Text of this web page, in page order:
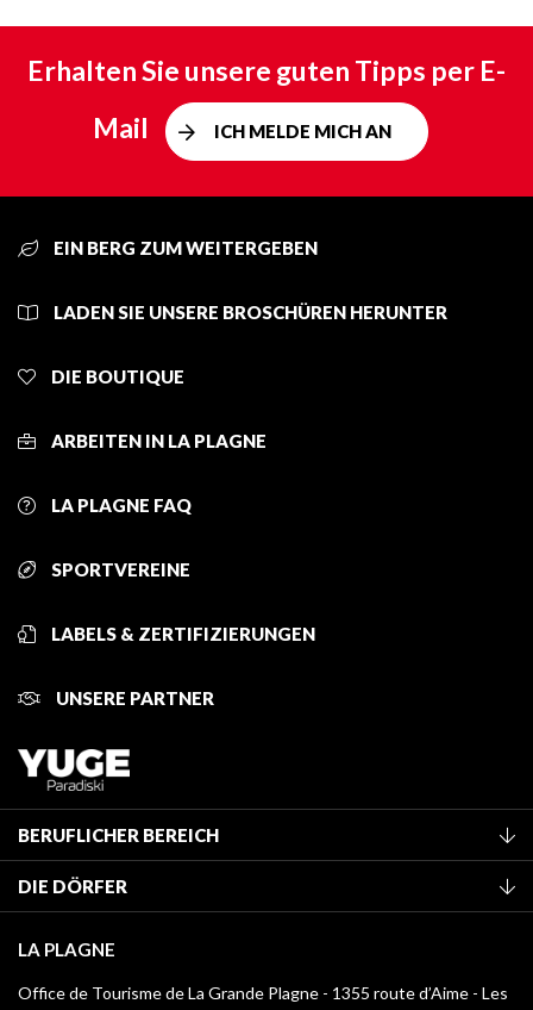
Erhalten Sie unsere guten Tipps per E-
Mail
ICH MELDE MICH AN
EIN BERG ZUM WEITERGEBEN
LADEN SIE UNSERE BROSCHÜREN HERUNTER
DIE BOUTIQUE
ARBEITEN IN LA PLAGNE
LA PLAGNE FAQ
SPORTVEREINE
LABELS & ZERTIFIZIERUNGEN
UNSERE PARTNER
BERUFLICHER BEREICH
Mitglied des Fremdenverkehrsamtes werden
Klassifizierung von Möbeln
Kurtaxe
Mediathek
DIE DÖRFER
Champagny-en-Vanoise
Montchavin - Les Coches
LA PLAGNE
Office de Tourisme de La Grande Plagne - 1355 route d’Aime - Les